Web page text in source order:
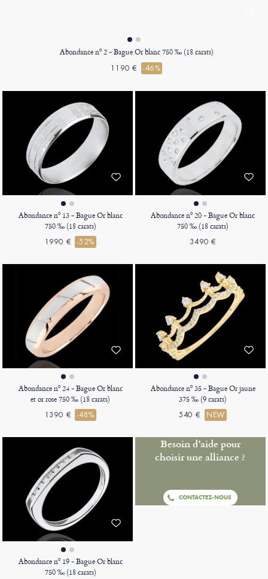
Abondance nº 2 - Bague Or blanc 750 ‰ (18 carats)
1190 € -46%
Abondance nº 13 - Bague Or blanc
750 ‰ (18 carats)
1990 € -52%
Abondance nº 20 - Bague Or blanc
750 ‰ (18 carats)
3490 €
Abondance nº 24 - Bague Or blanc
et or rose 750 ‰ (18 carats)
1390 € -48%
Abondance nº 35 - Bague Or jaune
375 ‰ (9 carats)
540 € NEW
Abondance nº 19 - Bague Or blanc
750 ‰ (18 carats)
Besoin d’aide pour
choisir une alliance ?
CONTACTEZ-NOUS